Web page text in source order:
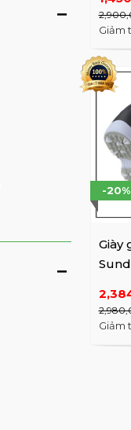
Giảm
Giày
-20%
Giảm